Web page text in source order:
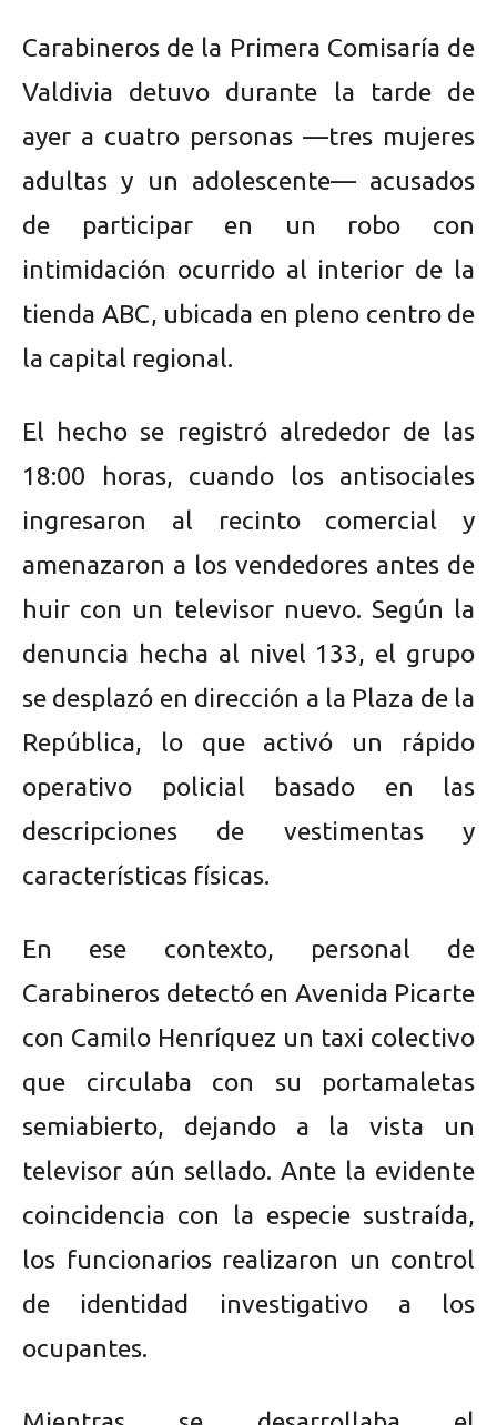
Carabineros de la Primera Comisaría de
Valdivia detuvo durante la tarde de
ayer a cuatro personas —tres mujeres
adultas y un adolescente— acusados
de participar en un robo con
intimidación ocurrido al interior de la
tienda ABC, ubicada en pleno centro de
la capital regional.
El hecho se registró alrededor de las
18:00 horas, cuando los antisociales
ingresaron al recinto comercial y
amenazaron a los vendedores antes de
huir con un televisor nuevo. Según la
denuncia hecha al nivel 133, el grupo
se desplazó en dirección a la Plaza de la
República, lo que activó un rápido
operativo policial basado en las
descripciones de vestimentas y
características físicas.
En ese contexto, personal de
Carabineros detectó en Avenida Picarte
con Camilo Henríquez un taxi colectivo
que circulaba con su portamaletas
semiabierto, dejando a la vista un
televisor aún sellado. Ante la evidente
coincidencia con la especie sustraída,
los funcionarios realizaron un control
de identidad investigativo a los
ocupantes.